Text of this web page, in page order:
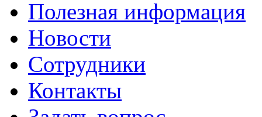
Полезная информация
Новости
Сотрудники
Контакты